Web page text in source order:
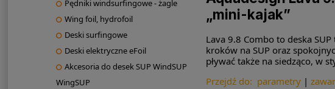
Pędniki windsurfingowe - żagle
Wing foil, hydrofoil
Deski surfingowe
Deski elektryczne eFoil
Akcesoria do desek SUP WindSUP
WingSUP
„mini-kajak”
Lava 9.8 Combo to deska
kroków na SUP oraz
pływać także na siedząco, w
Przejdź do: parametry|